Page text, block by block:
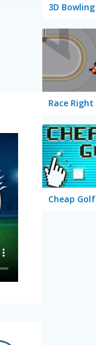
3D Bowling
Race Right
Cheap Golf